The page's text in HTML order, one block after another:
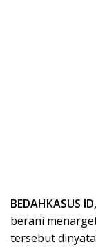
BEDAHKASUS
berani
tersebut